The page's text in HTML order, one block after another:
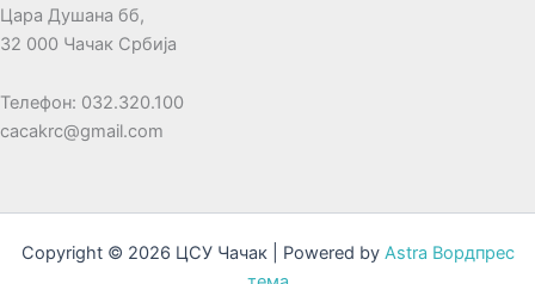
Цара Душана бб,
32 000 Чачак Србија
Телефон: 032.320.100
cacakrc@gmail.com
Copyright © 2026 ЦСУ Чачак | Powered by Astra Вордпрес